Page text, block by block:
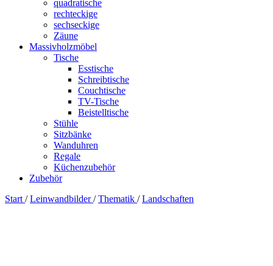
quadratische
rechteckige
sechseckige
Zäune
Massivholzmöbel
Tische
Esstische
Schreibtische
Couchtische
TV-Tische
Beistelltische
Stühle
Sitzbänke
Wanduhren
Regale
Küchenzubehör
Zubehör
Start / Leinwandbilder/ Thematik / Landschaften